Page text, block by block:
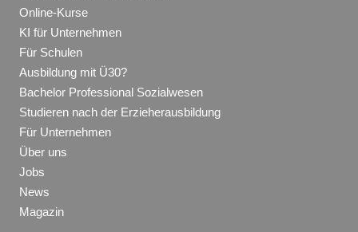
Online-Kurse
KI für Unternehmen
Für Schulen
Ausbildung mit Ü30?
Bachelor Professional Sozialwesen
Studieren nach der Erzieherausbildung
Für Unternehmen
Über uns
Jobs
News
Magazin